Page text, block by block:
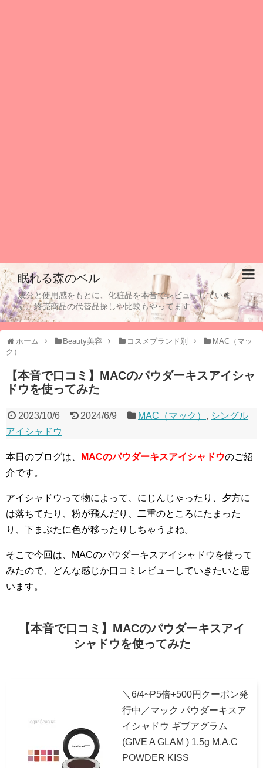
眠れる森のベル
成分と使用感をもとに、化粧品を本音でレビューしていま
す。終売商品の代替品探しや比較もやってます
ホーム Beauty美容 コスメブランド別
MAC（マッ
ク）
【本音で口コミ】MACのパウダーキスアイシャ
ドウを使ってみた
2023/10/6 2024/6/9 MAC（マック） , シングル
アイシャドウ
本日のブログは、 MACのパウダーキスアイシャドウのご紹
介です。
アイシャドウって物によって、にじんじゃったり、夕方に
は落ちてたり、粉が飛んだり、二重のところにたまった
り、下まぶたに色が移ったりしちゃうよね。
そこで今回は、MACのパウダーキスアイシャドウを使って
みたので、どんな感じか口コミレビューしていきたいと思
います。
【本音で口コミ】MACのパウダーキスアイ
シャドウを使ってみた
＼6/4~P5倍+500円クーポン発
行中／マック パウダーキスア
イシャドウ ギブアグラム
(GIVE A GLAM ) 1,5g M.A.C
POWDER KISS